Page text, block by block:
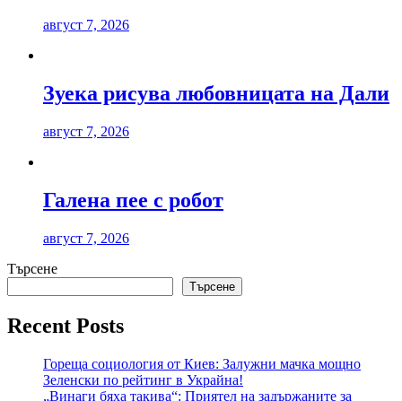
август 7, 2026
Зуека рисува любовницата на Дали
август 7, 2026
Галена пее с робот
август 7, 2026
Търсене
Търсене
Recent Posts
Гореща социология от Киев: Залужни мачка мощно
Зеленски по рейтинг в Украйна!
„Винаги бяха такива“: Приятел на задържаните за